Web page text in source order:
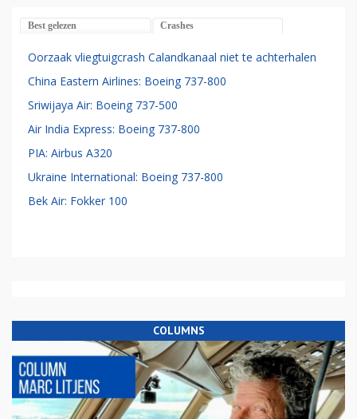
Best gelezen Crashes
Oorzaak vliegtuigcrash Calandkanaal niet te achterhalen
China Eastern Airlines: Boeing 737-800
Sriwijaya Air: Boeing 737-500
Air India Express: Boeing 737-800
PIA: Airbus A320
Ukraine International: Boeing 737-800
Bek Air: Fokker 100
COLUMNS